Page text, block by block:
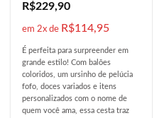
R$229,90
em 2x de R$114,95
É perfeita para surpreender em
grande estilo! Com balões
coloridos, um ursinho de pelúcia
fofo, doces variados e itens
personalizados com o nome de
quem você ama, essa cesta traz